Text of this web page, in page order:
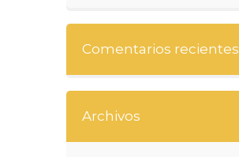
Comentarios recientes
Archivos